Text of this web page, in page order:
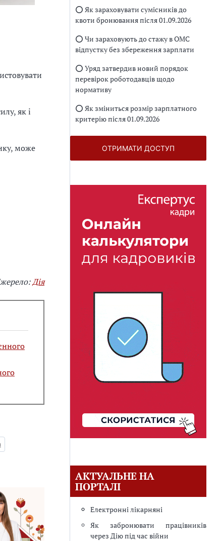
як і
може
Дія
⭕️ Як зараховувати сумісників до
квоти бронювання після 01.09.2026
⭕️ Чи зараховують до стажу в ОМС
відпустку без збереження зарплати
⭕️ Уряд затвердив новий порядок
перевірок роботодавців щодо
нормативу
⭕️ Як зміниться розмір зарплатного
критерію після 01.09.2026
ОТРИМАТИ ДОСТУП
АКТУАЛЬНЕ НА
ПОРТАЛІ
Електронні лікарняні
Як забронювати працівників
через Дію під час війни